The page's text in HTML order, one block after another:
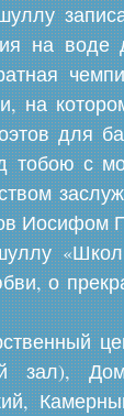
на
для
тобою с
Иосифом
о
зал),